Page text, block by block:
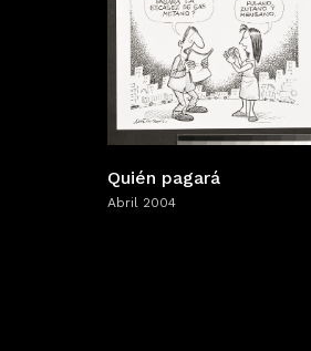
Quién pagará
Abril 2004